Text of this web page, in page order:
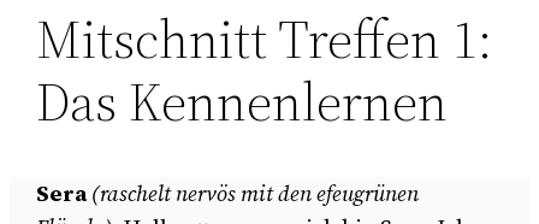
Mitschnitt Treffen 1:
Das Kennenlernen
Sera(raschelt nervös mit den efeugrünen